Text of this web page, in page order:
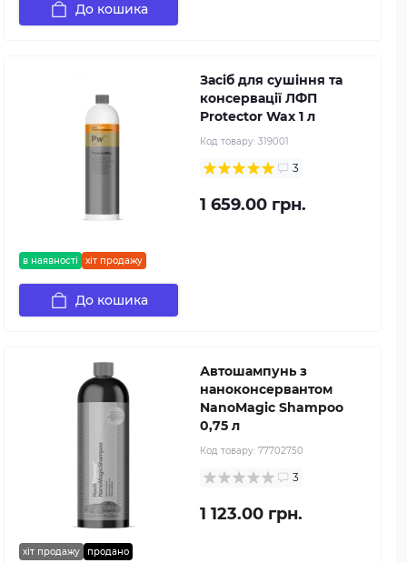
До кошика
в наявності хіт продажу
Засіб для сушіння та
консервації ЛФП
Protector Wax 1 л
Код товару: 319001
3
1 659.00 грн.
До кошика
хіт продажу продано
Автошампунь з
наноконсервантом
NanoMagic Shampoo
0,75 л
Код товару: 77702750
3
1 123.00 грн.